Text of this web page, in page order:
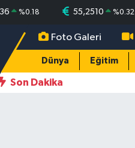
%0.18 55,2510 %0.32
Foto Galeri
Dünya Eğitim
Son Dakika